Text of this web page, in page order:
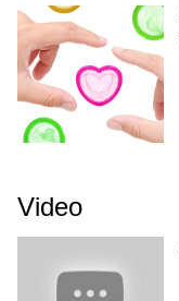
Video